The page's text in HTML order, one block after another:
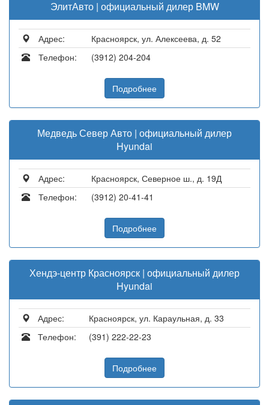
ЭлитАвто | официальный дилер BMW
Адрес:
Красноярск, ул. Алексеева, д. 52
Телефон:
(3912) 204-204
Подробнее
Медведь Север Авто | официальный дилер
Hyundai
Адрес:
Красноярск, Северное ш., д. 19Д
Телефон:
(3912) 20-41-41
Подробнее
Хендэ-центр Красноярск | официальный дилер
Hyundai
Адрес:
Красноярск, ул. Караульная, д. 33
Телефон:
(391) 222-22-23
Подробнее